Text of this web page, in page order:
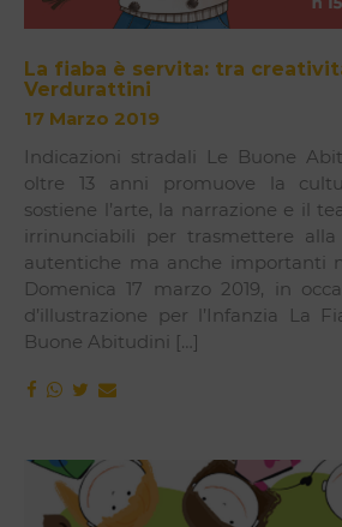
La fiaba è servita: tra
Verdurattini
17 Marzo 2019
Indicazioni stradali Le Buone
oltre 13 anni promuove la
sostiene l’arte, la narrazione e il
irrinunciabili per trasmettere
autentiche ma anche importanti
Domenica 17 marzo 2019, in
d’illustrazione per l’Infanzia La
Buone Abitudini […]